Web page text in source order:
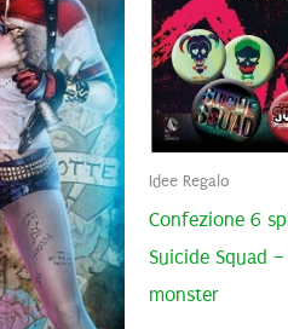
Idee Regalo
Confezione 6
Suicide Squad –
monster